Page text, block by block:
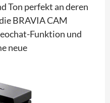
Ton perfekt an deren
BRAVIA CAM
Funktion und
neue